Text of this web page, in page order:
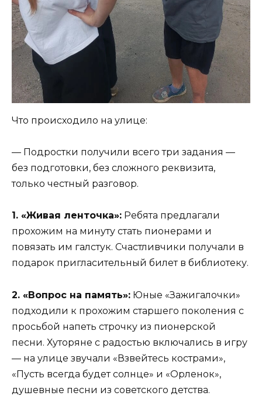
Что происходило на улице:
— Подростки получили всего три задания —
без подготовки, без сложного реквизита,
только честный разговор.
1. «Живая ленточка»: Ребята предлагали
прохожим на минуту стать пионерами и
повязать им галстук. Счастливчики получали в
подарок пригласительный билет в библиотеку.
2. «Вопрос на память»: Юные «Зажигалочки»
подходили к прохожим старшего поколения с
просьбой напеть строчку из пионерской
песни. Хуторяне с радостью включались в игру
— на улице звучали «Взвейтесь кострами»,
«Пусть всегда будет солнце» и «Орленок»,
душевные песни из советского детства.